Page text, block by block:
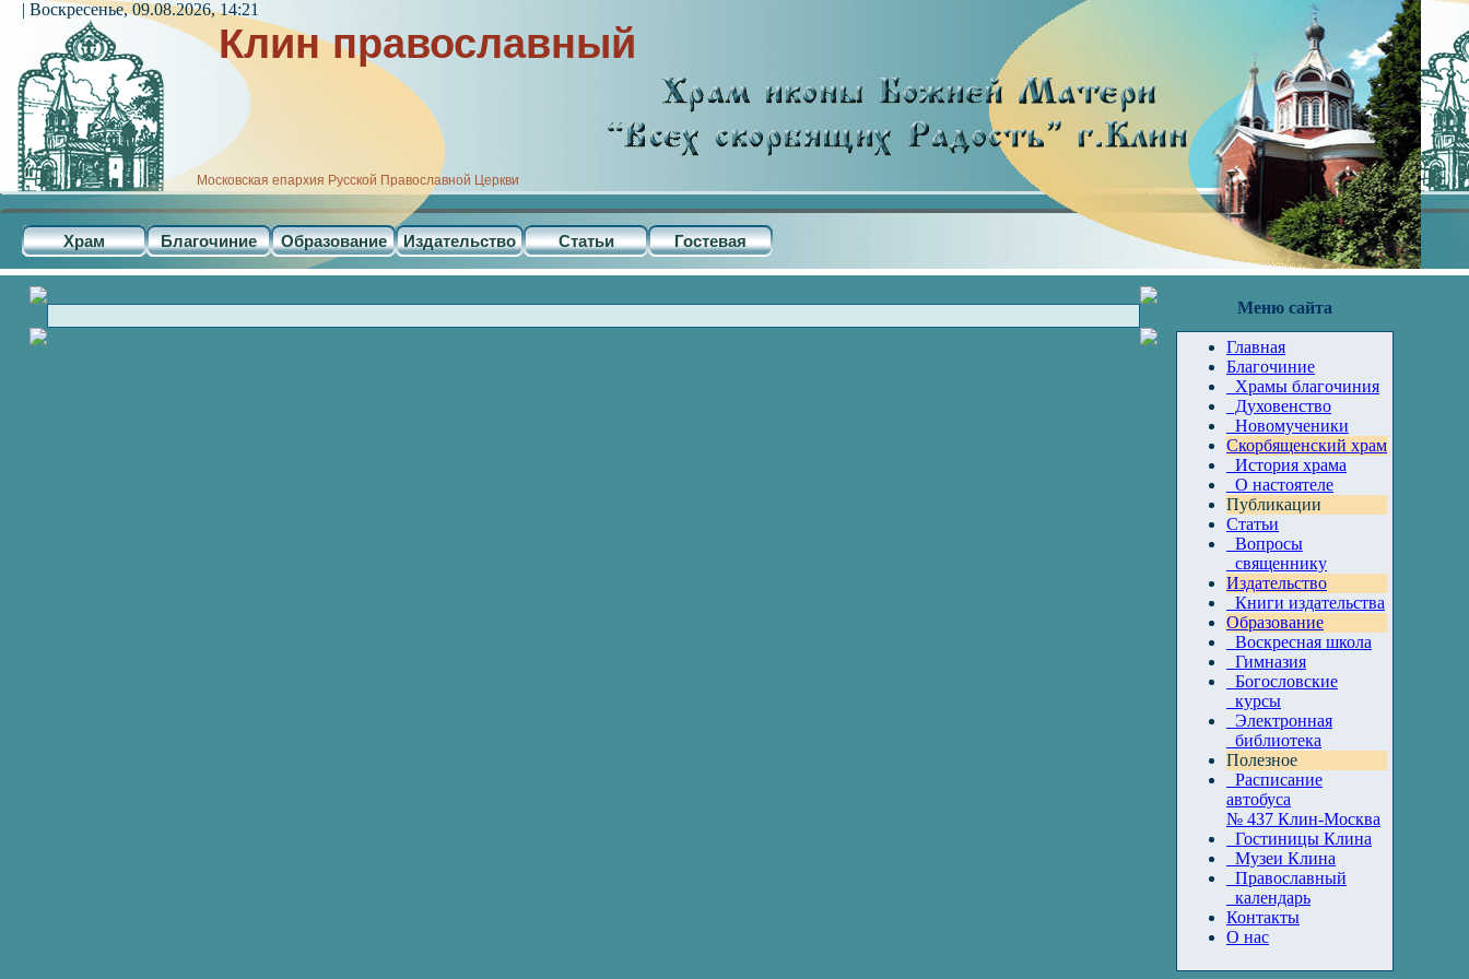
Клин православный
Московская епархия Русской Православной Церкви
Храм Благочиние Образование Издательство Статьи Гостевая
| Воскресенье, 09.08.2026, 14:21
Меню сайта
Главная
Благочиние
Храмы благочиния
Духовенство
Новомученики
Скорбященский храм
История храма
О настоятеле
Публикации
Статьи
Вопросы
священнику
Издательство
Книги издательства
Образование
Воскресная школа
Гимназия
Богословские
курсы
Электронная
библиотека
Полезное
Расписание
автобуса
№ 437 Клин-Москва
Гостиницы Клина
Музеи Клина
Православный
календарь
Контакты
О нас